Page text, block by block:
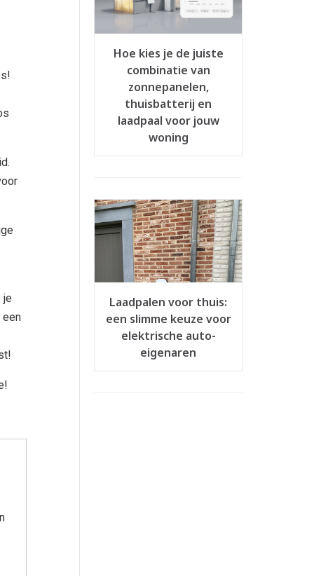
je
een
Hoe kies je de juiste
combinatie van
zonnepanelen,
thuisbatterij en
laadpaal voor jouw
woning
Laadpalen voor thuis:
een slimme keuze voor
elektrische auto-
eigenaren